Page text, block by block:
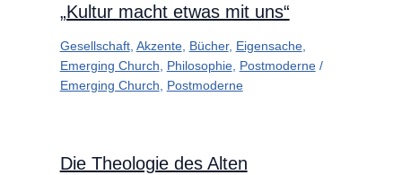
„Kultur macht etwas mit uns“
Gesellschaft, Akzente, Bücher, Eigensache,
Emerging Church
Philosophie, Postmoderne/
Emerging Church
Postmoderne
Die Theologie des Alten